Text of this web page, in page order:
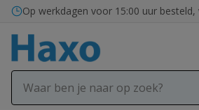
Ga naar de inhoud
Bezorging in binnen- en buitenland
Op werkdagen voor 15:00 uur